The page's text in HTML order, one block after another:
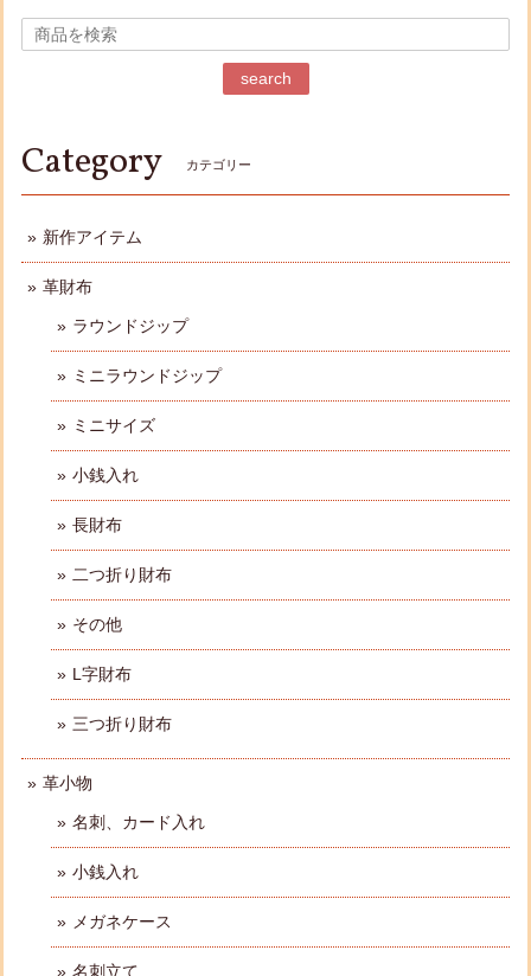
search
Category カテゴリー
新作アイテム
革財布
ラウンドジップ
ミニラウンドジップ
ミニサイズ
小銭入れ
長財布
二つ折り財布
その他
L字財布
三つ折り財布
革小物
名刺、カード入れ
小銭入れ
メガネケース
名刺立て